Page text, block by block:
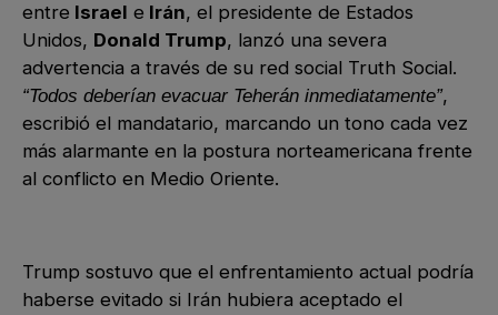
entre Israel e Irán, el presidente de Estados
Unidos, Donald Trump, lanzó una severa
advertencia a través de su red social Truth Social.
“Todos deberían evacuar Teherán inmediatamente”,
escribió el mandatario, marcando un tono cada vez
más alarmante en la postura norteamericana frente
al conflicto en Medio Oriente.
Trump sostuvo que el enfrentamiento actual podría
haberse evitado si Irán hubiera aceptado el